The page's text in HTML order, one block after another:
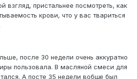
взгляд, пристальнее посмотреть, как
крови, что у вас твариться
после 30 недели очень аккуратно
пользовала. В масляной смеси для
А посте 35 недели вобще был